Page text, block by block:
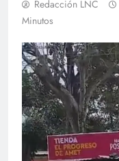
Redacción LNC
Minutos